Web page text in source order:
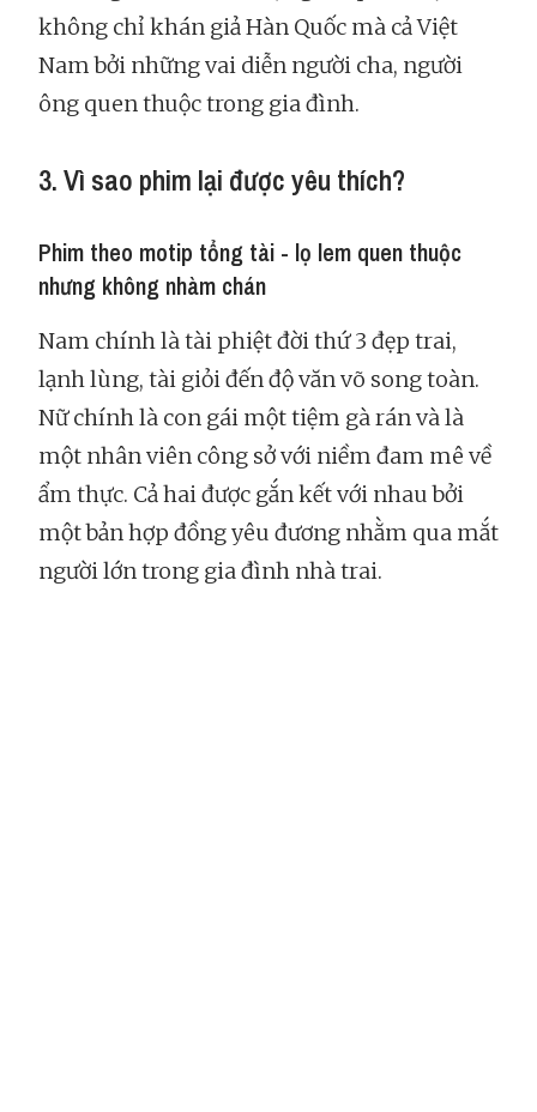
không chỉ khán giả Hàn Quốc mà cả Việt
Nam bởi những vai diễn người cha, người
ông quen thuộc trong gia đình.
3. Vì sao phim lại được yêu thích?
Phim theo motip tổng tài - lọ lem quen thuộc
nhưng không nhàm chán
Nam chính là tài phiệt đời thứ 3 đẹp trai,
lạnh lùng, tài giỏi đến độ văn võ song toàn.
Nữ chính là con gái một tiệm gà rán và là
một nhân viên công sở với niềm đam mê về
ẩm thực. Cả hai được gắn kết với nhau bởi
một bản hợp đồng yêu đương nhằm qua mắt
người lớn trong gia đình nhà trai.